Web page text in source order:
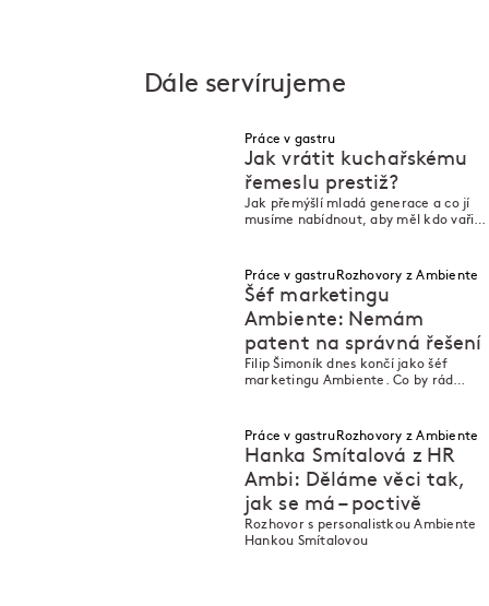
Dále servírujeme
Práce v gastru
Jak vrátit kuchařskému
řemeslu prestiž?
Jak přemýšlí mladá generace a co jí
musíme nabídnout, aby měl kdo vařit
Práce v gastru Rozhovory z Ambiente
Šéf marketingu
Ambiente: Nemám
patent na správná řešení
Filip Šimoník dnes končí jako šéf
marketingu Ambiente. Co by rád
Práce v gastru Rozhovory z Ambiente
Hanka Smítalová z HR
Ambi: Děláme věci tak,
jak se má – poctivě
Rozhovor s personalistkou Ambiente
Hankou Smítalovou